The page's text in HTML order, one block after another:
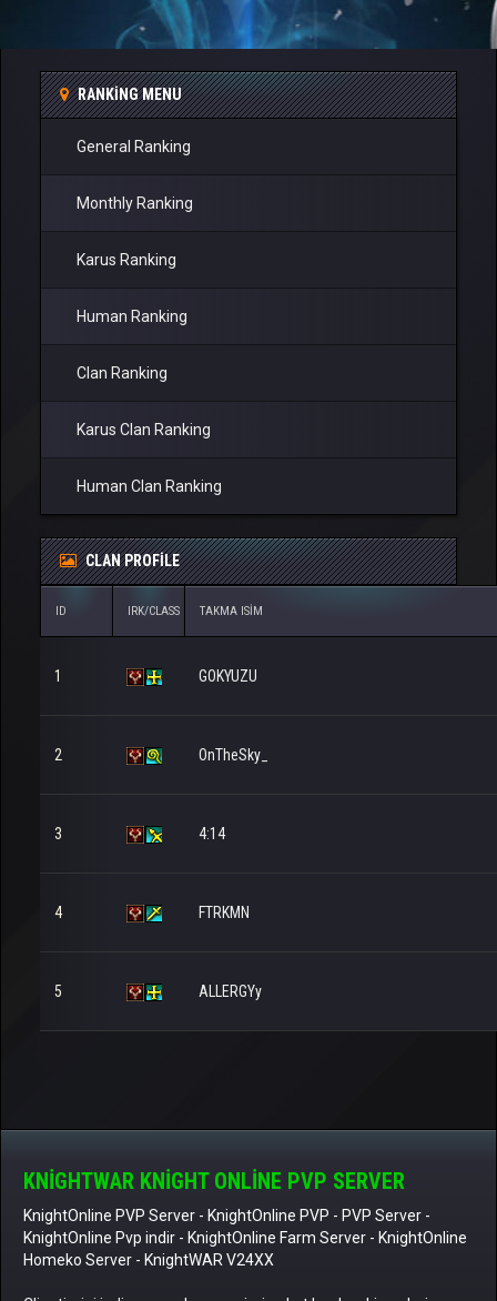
RANKING MENU
General Ranking
Monthly Ranking
Karus Ranking
Human Ranking
Clan Ranking
Karus Clan Ranking
Human Clan Ranking
CLAN PROFILE
ID IRK/CLASS TAKMA ISIM
1 GOKYUZU
2 OnTheSky_
3 4:14
4 FTRKMN
5 ALLERGYy
KNIGHTWAR KNIGHT ONLINE PVP SERVER
KnightOnline PVP Server - KnightOnline PVP - PVP Server -
KnightOnline Pvp indir - KnightOnline Farm Server - KnightOnline
Homeko Server - KnightWAR V24XX